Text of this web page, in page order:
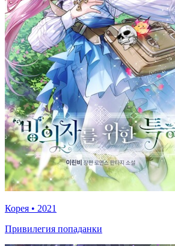
Корея • 2021
Привилегия попаданки